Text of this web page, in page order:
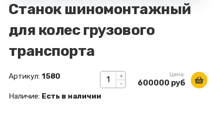
Станок шиномонтажный
для колес грузового
транспорта
+
-
Цена:
600000 руб
Артикул: 1580
Наличие: Есть в наличии